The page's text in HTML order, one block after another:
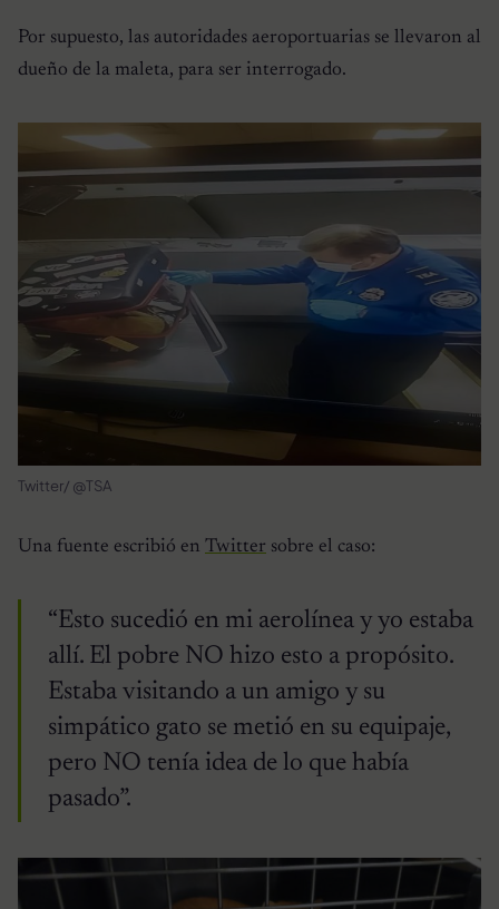
Por supuesto, las autoridades aeroportuarias se llevaron al
dueño de la maleta, para ser interrogado.
Twitter/ @TSA
Una fuente escribió en Twitter sobre el caso:
“Esto sucedió en mi aerolínea y yo estaba
allí. El pobre NO hizo esto a propósito.
Estaba visitando a un amigo y su
simpático gato se metió en su equipaje,
pero NO tenía idea de lo que había
pasado”.